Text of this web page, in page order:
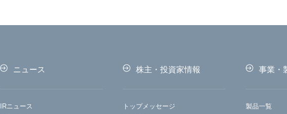
ニュース
IRニュース
株主・投資家情報
トップメッセージ
事業・
製品一覧